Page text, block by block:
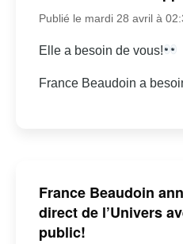
Publié le mardi 28 avril à
Elle a besoin de vous!
France Beaudoin a
France Beaudoin
direct de l’Univers
public!